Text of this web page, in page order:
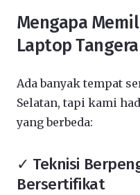
Mengapa
Laptop
Ada banyak tempat
Selatan, tapi kami
yang berbeda:
✓ Teknisi
Bersertifikat